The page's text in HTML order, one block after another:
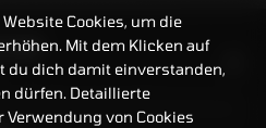
UHR
Cookies, um die
Mit dem Klicken auf
du dich damit einverstanden,
dürfen. Detaillierte
von Cookies